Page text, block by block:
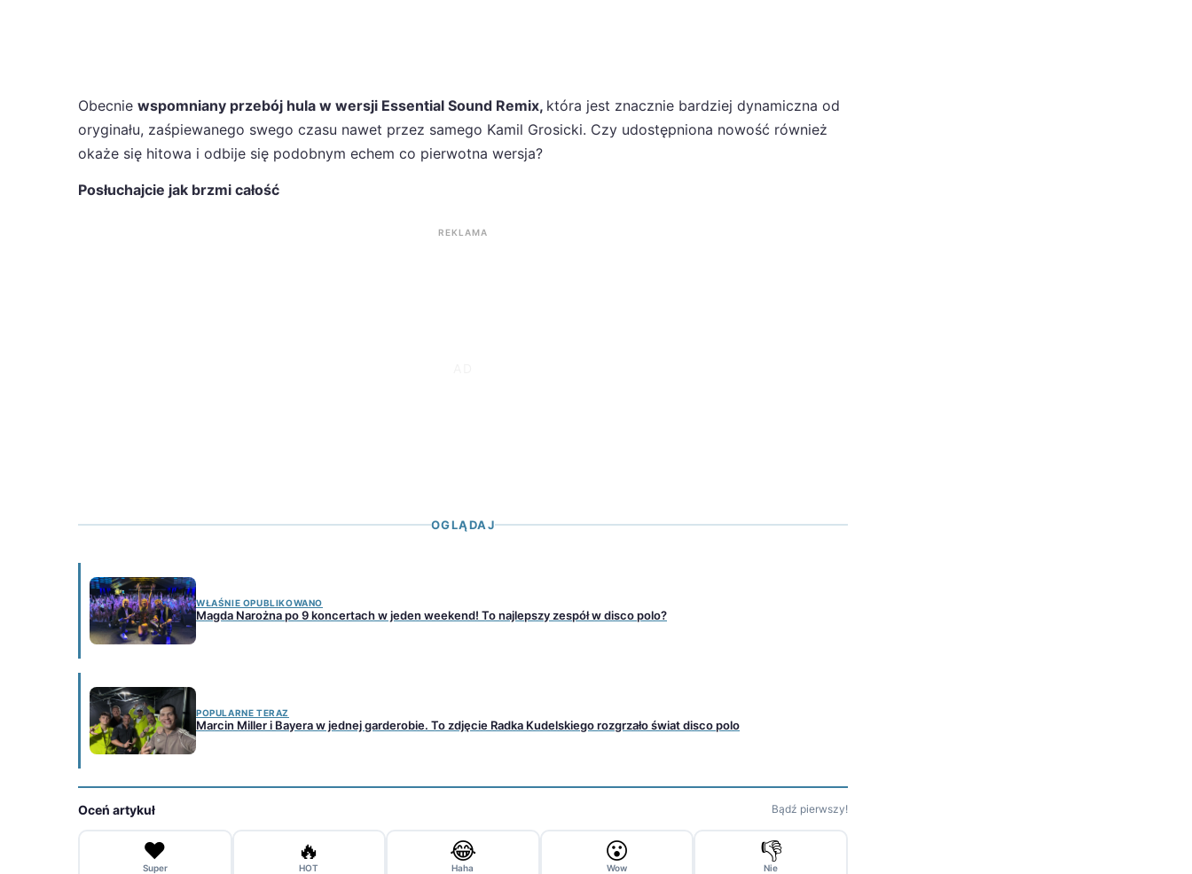
Obecnie wspomniany przebój hula w wersji Essential Sound Remix, która jest znacznie bardziej dynamiczna od
oryginału, zaśpiewanego swego czasu nawet przez samego Kamil Grosicki. Czy udostępniona nowość również
okaże się hitowa i odbije się podobnym echem co pierwotna wersja?
Posłuchajcie jak brzmi całość
REKLAMA
OGLĄDAJ
WŁAŚNIE OPUBLIKOWANO
Magda Narożna po 9 koncertach w jeden weekend! To najlepszy zespół w disco polo?
POPULARNE TERAZ
Marcin Miller i Bayera w jednej garderobie. To zdjęcie Radka Kudelskiego rozgrzało świat disco polo
Oceń artykuł Bądź pierwszy!
❤️
Super
🔥
HOT
😂
Haha
😮
Wow
👎
Nie